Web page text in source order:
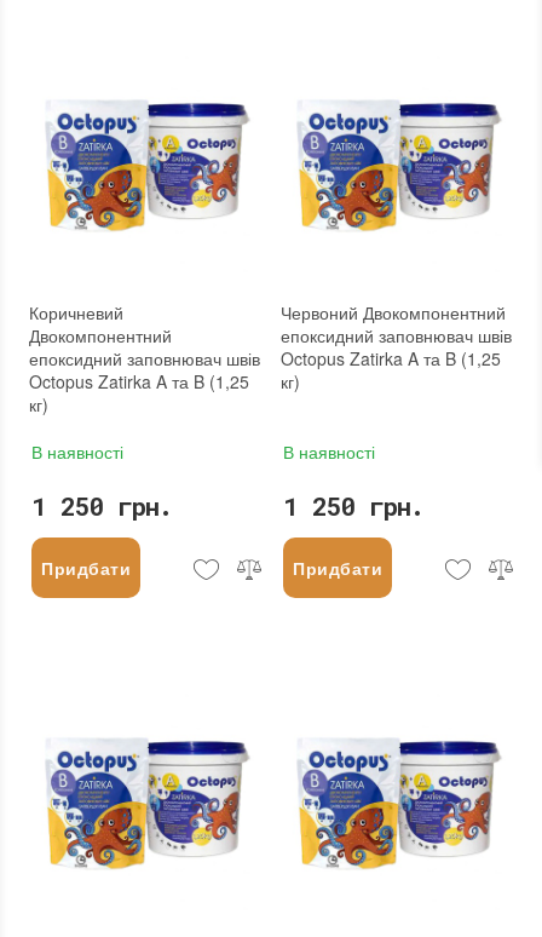
Коричневий
Двокомпонентний
епоксидний заповнювач швів
Octopus Zatirka A та B (1,25
кг)
В наявності
1 250 грн.
Придбати
Червоний Двокомпонентний
епоксидний заповнювач швів
Octopus Zatirka A та B (1,25
кг)
В наявності
1 250 грн.
Придбати